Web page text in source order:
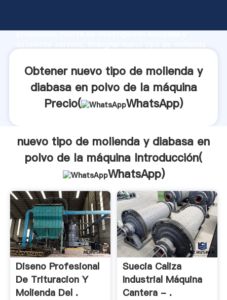
producción, fuerza de investigación avanzada y
valor y aporta valores a todos los clientes.
Obtener nuevo tipo de molienda y
diabasa en polvo de la máquina
Precio(
WhatsApp)
nuevo tipo de molienda y diabasa en
polvo de la máquina Introducción(
WhatsApp)
Diseno Profesional
De Trituracion Y
Molienda Del .
Suecia Caliza
Industrial Máquina
Cantera - .